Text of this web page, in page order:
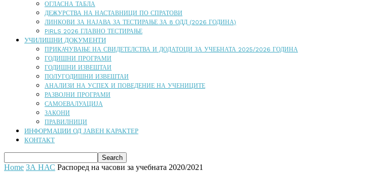
ОГЛАСНА ТАБЛА
ДЕЖУРСТВА НА НАСТАВНИЦИ ПО СПРАТОВИ
ЛИНКОВИ ЗА НАЈАВА ЗА ТЕСТИРАЊЕ ЗА 8 ОДД (2026 ГОДИНА)
PIRLS 2026 ГЛАВНО ТЕСТИРАЊЕ
УЧИЛИШНИ ДОКУМЕНТИ
ПРИКАЧУВАЊЕ НА СВИДЕТЕЛСТВА И ДОДАТОЦИ ЗА УЧЕБНАТА 2025/2026 ГОДИНА
ГОДИШНИ ПРОГРАМИ
ГОДИШНИ ИЗВЕШТАИ
ПОЛУГОДИШНИ ИЗВЕШТАИ
АНАЛИЗИ НА УСПЕХ И ПОВЕДЕНИЕ НА УЧЕНИЦИТЕ
РАЗВОЈНИ ПРОГРАМИ
САМОЕВАЛУАЦИЈА
ЗАКОНИ
ПРАВИЛНИЦИ
ИНФОРМАЦИИ ОД ЈАВЕН КАРАКТЕР
КОНТАКТ
Home ЗА НАС Распоред на часови за учебната 2020/2021